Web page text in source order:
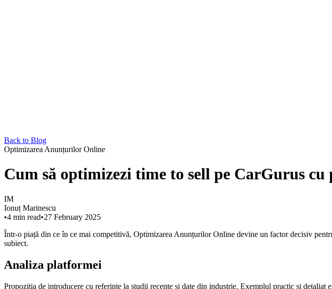
Back to Blog
Optimizarea Anunțurilor Online
Cum să optimizezi time to sell pe CarGurus cu
IM
Ionuț Marinescu
•4 min read•27 February 2025
Într-o piață din ce în ce mai competitivă, Optimizarea Anunțurilor Online devine un factor decisiv
subiect.
Analiza platformei
Propoziția de introducere cu referințe la studii recente și date din industrie. Exemplul practic și